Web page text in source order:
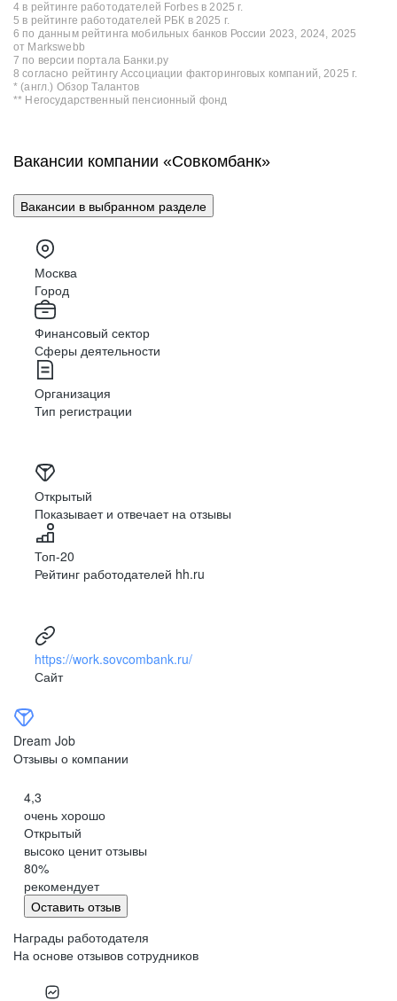
4 в рейтинге работодателей Forbes в 2025 г.
5 в рейтинге работодателей РБК в 2025 г.
6 по данным рейтинга мобильных банков России 2023, 2024, 2025
от Markswebb
7 по версии портала Банки.ру
8 согласно рейтингу Ассоциации факторинговых компаний, 2025 г.
* (англ.) Обзор Талантов
** Негосударственный пенсионный фонд
Вакансии компании «Совкомбанк»
Вакансии в выбранном разделе
Москва
Город
Финансовый сектор
Сферы деятельности
Организация
Тип регистрации
Открытый
Показывает и отвечает на отзывы
Топ-20
Рейтинг работодателей hh.ru
https://work.sovcombank.ru/
Сайт
Dream Job
Отзывы о компании
4,3
очень хорошо
Открытый
высоко ценит отзывы
80%
рекомендует
Оставить отзыв
Награды работодателя
На основе отзывов сотрудников